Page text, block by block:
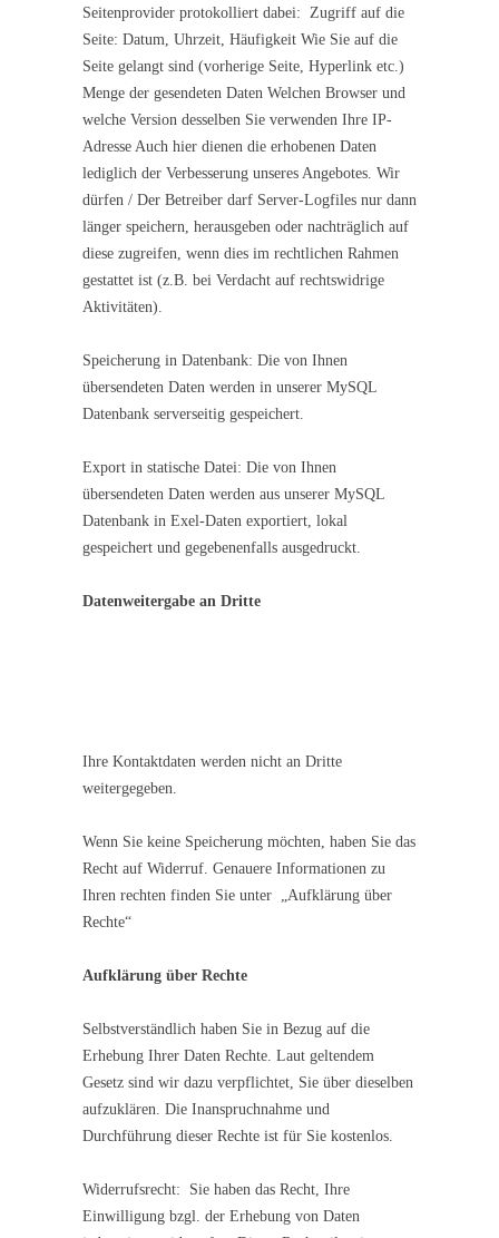
Seitenprovider protokolliert dabei: Zugriff auf die
Seite: Datum, Uhrzeit, Häufigkeit Wie Sie auf die
Seite gelangt sind (vorherige Seite, Hyperlink etc.)
Menge der gesendeten Daten Welchen Browser und
welche Version desselben Sie verwenden Ihre IP-
Adresse Auch hier dienen die erhobenen Daten
lediglich der Verbesserung unseres Angebotes. Wir
dürfen / Der Betreiber darf Server-Logfiles nur dann
länger speichern, herausgeben oder nachträglich auf
diese zugreifen, wenn dies im rechtlichen Rahmen
gestattet ist (z.B. bei Verdacht auf rechtswidrige
Aktivitäten).
Speicherung in Datenbank: Die von Ihnen
übersendeten Daten werden in unserer MySQL
Datenbank serverseitig gespeichert.
Export in statische Datei: Die von Ihnen
übersendeten Daten werden aus unserer MySQL
Datenbank in Exel-Daten exportiert, lokal
gespeichert und gegebenenfalls ausgedruckt.
Datenweitergabe an Dritte
Ihre Kontaktdaten werden nicht an Dritte
weitergegeben.
Wenn Sie keine Speicherung möchten, haben Sie das
Recht auf Widerruf. Genauere Informationen zu
Ihren rechten finden Sie unter „Aufklärung über
Rechte“
Aufklärung über Rechte
Selbstverständlich haben Sie in Bezug auf die
Erhebung Ihrer Daten Rechte. Laut geltendem
Gesetz sind wir dazu verpflichtet, Sie über dieselben
aufzuklären. Die Inanspruchnahme und
Durchführung dieser Rechte ist für Sie kostenlos.
Widerrufsrecht: Sie haben das Recht, Ihre
Einwilligung bzgl. der Erhebung von Daten